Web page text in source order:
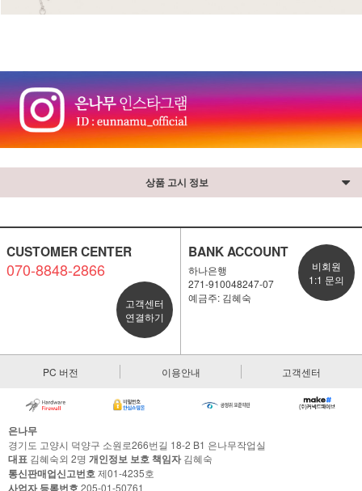
상품 고시 정보
CUSTOMER CENTER
070-8848-2866
고객센터
연결하기
BANK ACCOUNT
하나은행
271-910048247-07
예금주: 김혜숙
비회원
1:1 문의
PC 버전 이용안내 고객센터
은나무
경기도 고양시 덕양구 소원로266번길 18-2 B1 은나무작업실
대표 김혜숙외 2명 개인정보 보호 책임자김혜숙
통신판매업신고번호제01-4235호
205-01-50761